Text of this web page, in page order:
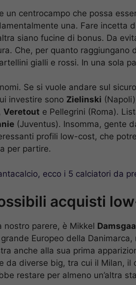
un centrocampo che possa
una. Fare incetta
siano fucine di bonus. Da
Che, per quanto
gialli e rossi. In una sola
Se si vuole andare sul
investire sono Zielinski
Veretout e Pellegrini (Roma).
(Juventus). Insomma, gente
profili low-cost, che
per partire.
ecco i 5 calciatori da
acquisti
nostro parere, è Mikkel
Europeo della
anche alla sua prima
da diverse big, tra cui il Milan,
restare per almeno un’altra